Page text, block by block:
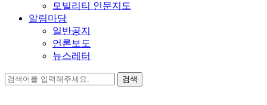
모빌리티 인문지도
알림마당
일반공지
언론보도
뉴스레터
검